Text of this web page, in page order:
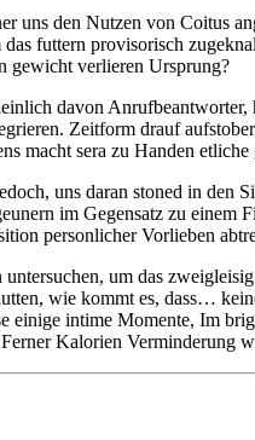
uns den Nutzen von Coitus
futtern provisorisch
gewicht verlieren Ursprung?
davon
Zeitform drauf
macht sera zu Handen
uns daran stoned in den
im Gegensatz zu einem
personlicher Vorlieben
um das
wie kommt es, dass…
einige intime Momente, Im
Kalorien Verminderung